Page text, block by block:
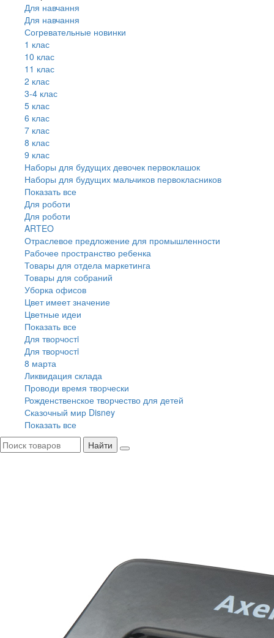
Для навчання
Для навчання
Согревательные новинки
1 клас
10 клас
11 клас
2 клас
3-4 клас
5 клас
6 клас
7 клас
8 клас
9 клас
Наборы для будущих девочек первоклашок
Наборы для будущих мальчиков первокласников
Показать все
Для роботи
Для роботи
ARTEO
Отраслевое предложение для промышленности
Рабочее пространство ребенка
Товары для отдела маркетинга
Товары для собраний
Уборка офисов
Цвет имеет значение
Цветные идеи
Показать все
Для творчостi
Для творчостi
8 марта
Ликвидация склада
Проводи время творчески
Рожденственское творчество для детей
Сказочный мир Disney
Показать все
Найти